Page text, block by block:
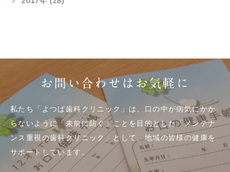
お問い合わせはお気軽に
私たち「よつば歯科クリニック」は、口の中が病気にかか
らないように「未前に防ぐ」ことを目的とした「メンテナ
ンス重視の歯科クリニック」として、地域の皆様の健康を
サポートしています。